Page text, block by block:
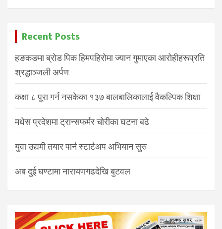
Recent Posts
हङकङमा ब्रोड पिक हिमपहिरोमा ज्यान गुमाएका आरोहीहरूप्रति
श्रद्धाञ्जली अर्पण
कक्षा ८ पूरा गर्न नसकेका १३७ बालबालिकालाई वैकल्पिक शिक्षा
मधेस प्रदेशमा ट्रान्सफर्मर चोरीका घटना बढे
युवा उद्यमी तयार पार्न स्टार्टअप अभियान सुरु
अब दुई घण्टामा नारायणगढदेखि बुटवल